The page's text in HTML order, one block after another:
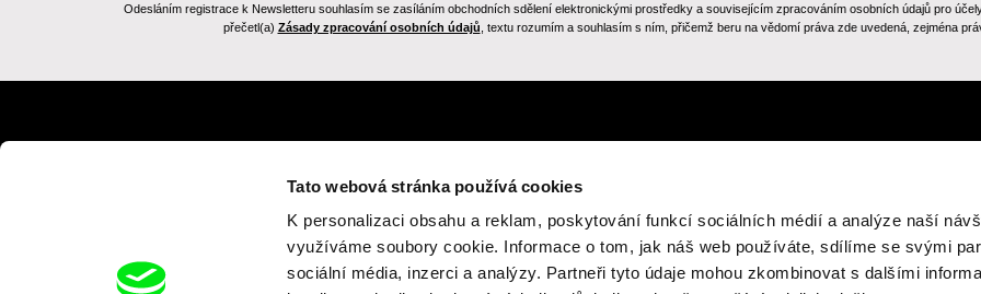
Tato webová stránka používá cookies
K personalizaci obsahu a reklam, poskytování funkcí sociálních médií a analýze naší
využíváme soubory cookie. Informace o tom, jak náš web používáte, sdílíme se svými
sociální média, inzerci a analýzy. Partneři tyto údaje mohou zkombinovat s dalšími
Odesláním registrace k Newsletteru souhlasím se zasíláním obchodních sdělení elektronickými prostředky a souvisejícím zpracováním osobních údajů pro
přečetl(a) Zásady zpracování osobních údajů , textu rozumím a souhlasím s ním, přičemž beru na vědomí práva zde uvedená, zejména